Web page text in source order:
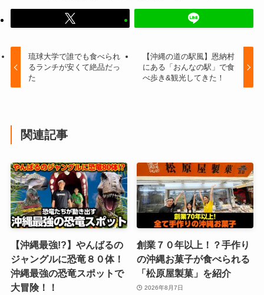
琉球大学で誰でも食べられ
るランチが安くて絶品だっ
た
【沖縄の道の駅風】恩納村
にある「おんなの駅」で食
べ歩き&観光してきた！
関連記事
【沖縄最強!?】やんばるの
ジャングルに恐竜８０体！
沖縄最強の恐竜スポットで
大冒険！！
創業７０年以上！？手作り
の沖縄お菓子が食べられる
「松原屋製菓」を紹介
2026年8月7日